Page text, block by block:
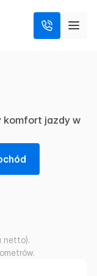
komfort jazdy w
chód
netto).